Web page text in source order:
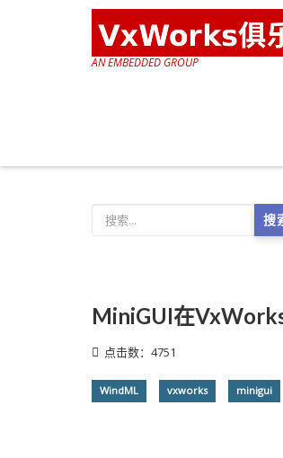
AN EMBEDDED GROUP
搜
MiniGUI在
点击数：4751
WindML vxworks minigui